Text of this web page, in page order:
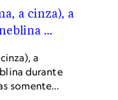
desastres
e
de 12
um estudo
a
durante
somente